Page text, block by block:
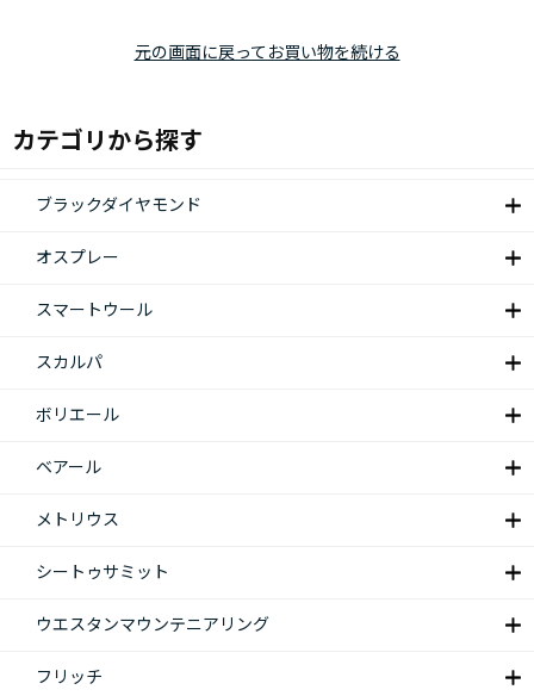
元の画面に戻ってお買い物を続ける
カテゴリから探す
ブラックダイヤモンド
オスプレー
スマートウール
スカルパ
ボリエール
ベアール
メトリウス
シートゥサミット
ウエスタンマウンテニアリング
フリッチ